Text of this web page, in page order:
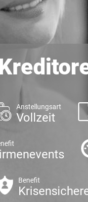
Anstellungsart
Vollzeit
Benefit